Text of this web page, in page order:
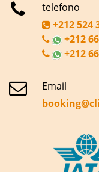
telefono
+212 524
+212
+212
Email